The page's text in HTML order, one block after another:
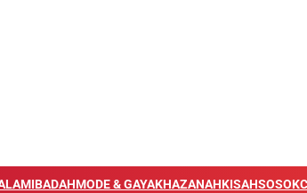
IBADAHMODE & GAYAKHAZANAHKISAHSOSOK